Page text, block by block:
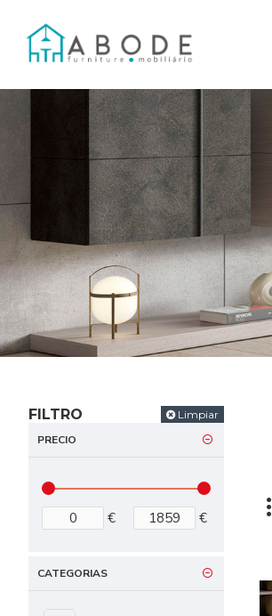
FILTRO Limpiar
PRECIO
€ €
CATEGORIAS